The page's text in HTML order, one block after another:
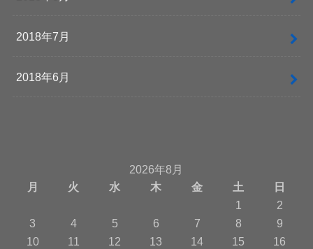
2018年7月
2018年6月
2026年8月
月
火 水 木 金 土
日
1
2
3
4 5 6 7 8
9
10
11 12 13 14 15 16